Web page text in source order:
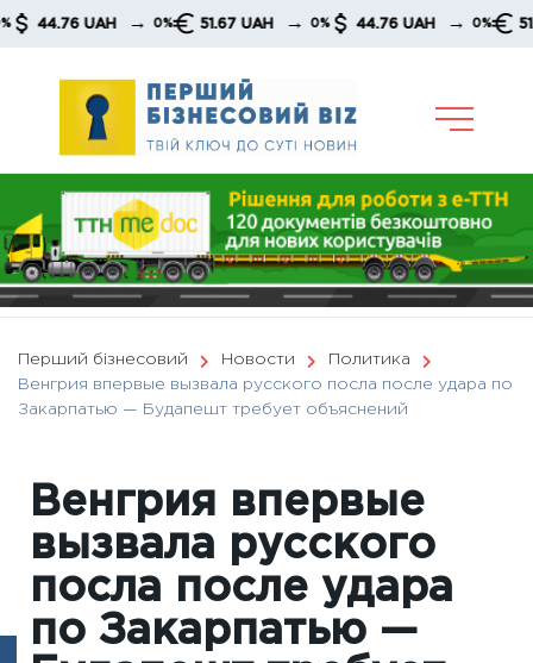
Skip
UAH → 0% 51.67 UAH → 0% 44.76 UAH → 0% 51.67
Перший бізнесовий Новости
Политика
Венгрия впервые вызвала русского посла после удара по
Закарпатью — Будапешт требует объяснений
Венгрия впервые
вызвала русского
посла после удара
по Закарпатью —